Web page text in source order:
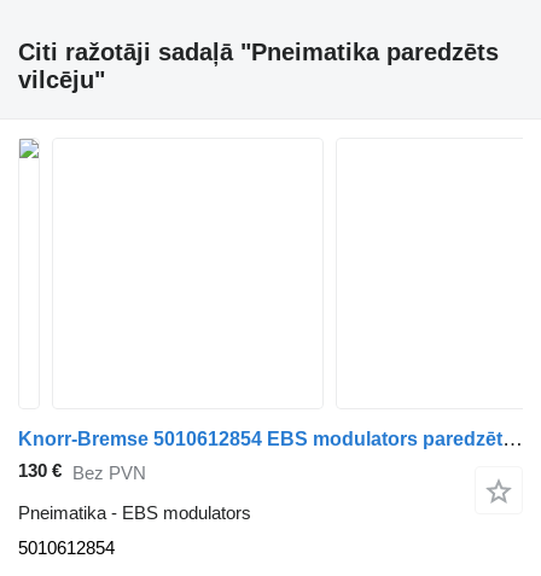
Citi ražotāji sadaļā "Pneimatika paredzēts
vilcēju"
Knorr-Bremse 5010612854 EBS modulators paredzēts Renault vilcēja
130 € Bez PVN
Pneimatika - EBS modulators
5010612854